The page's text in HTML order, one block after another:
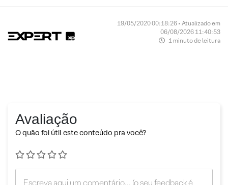
19/05/2020 00:18:26 • Atualizado em
06/08/2026 11:40:53
1 minuto de leitura
Avaliação
O quão foi útil este conteúdo pra você?